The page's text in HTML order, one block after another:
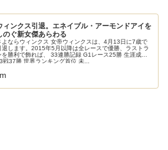
ィンクス引退。エネイブル・アーモンドアイを
のぐ新女傑あらわる
よならウィンクス 女帝ウィンクスは、4月13日に7歳で
退します。2015年5月以降は全レースで優勝、ラストラ
を勝利で飾れば、 33連勝記録 G1レース25勝 生涯成績
戦37勝 世界ランキング首位 未...